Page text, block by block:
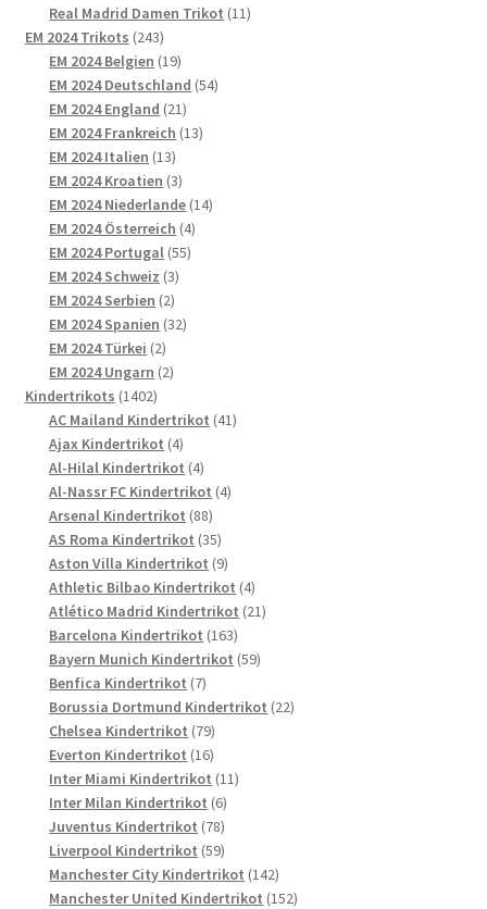
Real Madrid Damen Trikot 1111
EM 2024 Trikots 243243
Produkte
EM 2024 Belgien 1919
Produkte
EM 2024 Deutschland 5454
EM 2024 England 2121
Produkte
EM 2024 Frankreich 1313
EM 2024 Italien 1313
Produkte
EM 2024 Kroatien 33
Produkte
EM 2024 Niederlande 1414
EM 2024 Österreich 44
EM 2024 Portugal 5555
EM 2024 Schweiz 33
EM 2024 Serbien 22
Produkte
EM 2024 Spanien 3232
EM 2024 Türkei 22
Produkte
EM 2024 Ungarn 22
Kindertrikots 14021402
Produkte
AC Mailand Kindertrikot 4141
Ajax Kindertrikot 44
Produkte
Al-Hilal Kindertrikot 44
Produkte
Al-Nassr FC Kindertrikot 44
Arsenal Kindertrikot 8888
Produkte
AS Roma Kindertrikot 3535
Produkte
Aston Villa Kindertrikot 99
Produkte
Athletic Bilbao Kindertrikot 44
Produkte
Atlético Madrid Kindertrikot 2121
Barcelona Kindertrikot 163163
Produkte
Bayern Munich Kindertrikot 5959
Benfica Kindertrikot 77
Produkte
Borussia Dortmund Kindertrikot 2222
Chelsea Kindertrikot 7979
Produkte
Everton Kindertrikot 1616
Produkte
Inter Miami Kindertrikot 1111
Inter Milan Kindertrikot 66
Produkte
Juventus Kindertrikot 7878
Produkte
Liverpool Kindertrikot 5959
Produkte
Manchester City Kindertrikot 142142
Produkte
Manchester United Kindertrikot 152152